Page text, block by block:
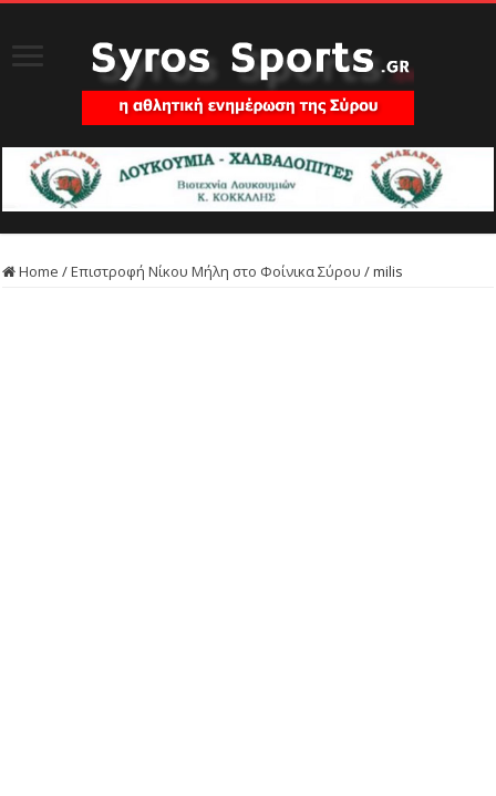
Home /Επιστροφή Νίκου Μήλη στο Φοίνικα Σύρου /milis